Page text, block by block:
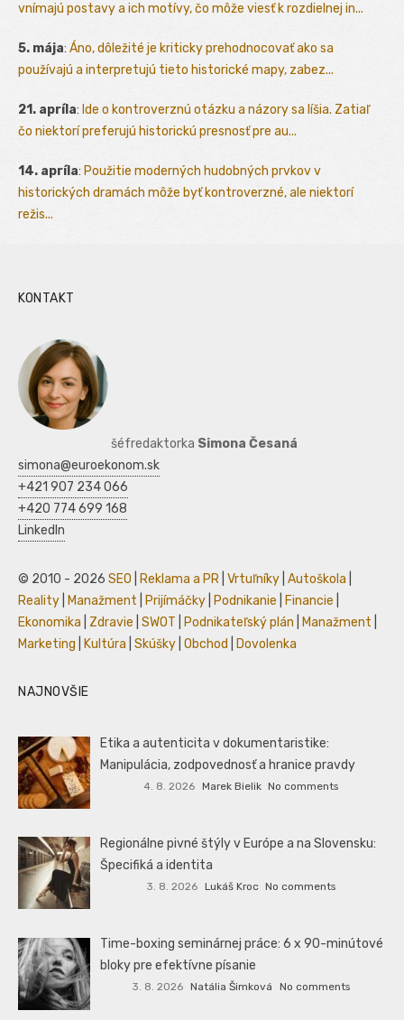
vnímajú postavy a ich motívy, čo môže viesť k rozdielnej in...
5. mája: Áno, dôležité je kriticky prehodnocovať ako sa
používajú a interpretujú tieto historické mapy, zabez...
21. apríla: Ide o kontroverznú otázku a názory sa líšia. Zatiaľ
čo niektorí preferujú historickú presnosť pre au...
14. apríla: Použitie moderných hudobných prvkov v
historických dramách môže byť kontroverzné, ale niektorí
režis...
KONTAKT
šéfredaktorka Simona Česaná
simona@euroekonom.sk
+421 907 234 066
+420 774 699 168
LinkedIn
© 2010 - 2026 SEO Reklama a PR Vrtuľníky Autoškola
Reality
Manažment Prijímáčky Podnikanie Financie
Ekonomika
Zdravie SWOT Podnikateľský plán Manažment
Marketing
Kultúra Skúšky Obchod Dovolenka
NAJNOVŠIE
Etika a autenticita v dokumentaristike:
Manipulácia, zodpovednosť a hranice pravdy
4. 8. 2026 Marek Bielik No comments
Regionálne pivné štýly v Európe a na Slovensku:
Špecifiká a identita
3. 8. 2026 Lukáš Kroc No comments
Time-boxing seminárnej práce: 6 x 90-minútové
bloky pre efektívne písanie
3. 8. 2026 Natália Šimková No comments